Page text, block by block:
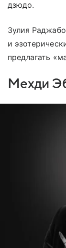
дзюдо.
Зулия
и
предлагать
Мехди